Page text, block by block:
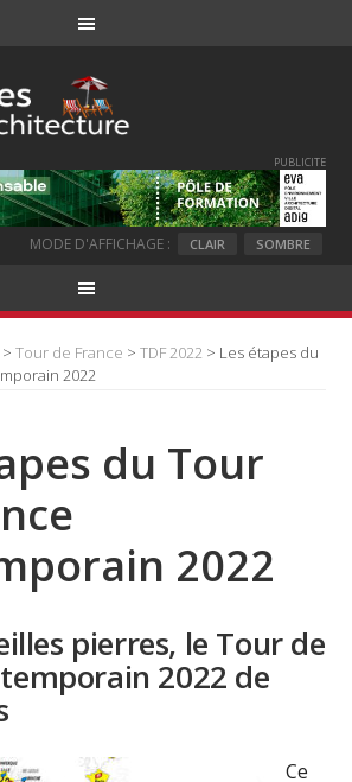
PUBLICITE
MODE D'AFFICHAGE : CLAIR SOMBRE
>Tour de France >TDF 2022 > Les étapes du
2022
du Tour
2022
pierres, le Tour de
2022 de
Ce